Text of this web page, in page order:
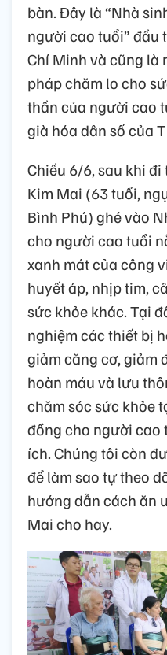
bàn. Đây là “Nhà
người cao tuổi” đầu
Chí Minh và cũng là
pháp chăm lo cho
thần của người cao
già hóa dân số của
Chiều 6/6, sau khi
Kim Mai (63 tuổi,
Bình Phú) ghé vào
cho người cao tuổi
xanh mát của công
huyết áp, nhịp tim,
sức khỏe khác. Tại
nghiệm các thiết bị
giảm căng cơ, giảm
hoàn máu và lưu
chăm sóc sức khỏe
đồng cho người cao
ích. Chúng tôi còn
để làm sao tự theo
hướng dẫn cách ăn
Mai cho hay.